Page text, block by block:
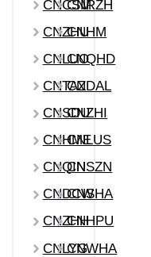
CNCSM
CNRZH
CNZHU
CNHM
CNLUOCNQHD
CNTAZCNDAL
CNSDU
CNZHI
CNHME
CNLUS
CNQINCNSZN
CNDCW
CNSHA
CNZHHCNHPU
CNLYGCNWHA